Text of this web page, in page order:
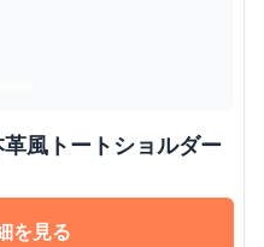
風トートショルダー
を見る